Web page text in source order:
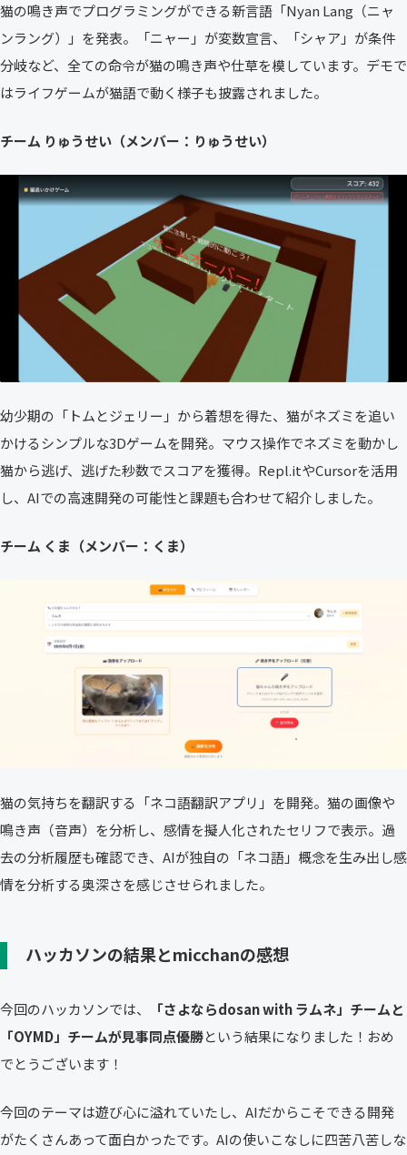
猫の鳴き声でプログラミングができる新言語「Nyan Lang（ニャ
ンラング）」を発表。「ニャー」が変数宣言、「シャア」が条件
分岐など、全ての命令が猫の鳴き声や仕草を模しています。デモで
はライフゲームが猫語で動く様子も披露されました。
チーム りゅうせい（メンバー：りゅうせい）
幼少期の「トムとジェリー」から着想を得た、猫がネズミを追い
かけるシンプルな3Dゲームを開発。マウス操作でネズミを動かし
猫から逃げ、逃げた秒数でスコアを獲得。Repl.itやCursorを活用
し、AIでの高速開発の可能性と課題も合わせて紹介しました。
チーム くま（メンバー：くま）
猫の気持ちを翻訳する「ネコ語翻訳アプリ」を開発。猫の画像や
鳴き声（音声）を分析し、感情を擬人化されたセリフで表示。過
去の分析履歴も確認でき、AIが独自の「ネコ語」概念を生み出し感
情を分析する奥深さを感じさせられました。
ハッカソンの結果とmicchanの感想
今回のハッカソンでは、
「さよならdosan with ラムネ」チームと
「OYMD」チームが見事同点優勝という結果になりました！おめ
でとうございます！
今回のテーマは遊び心に溢れていたし、AIだからこそできる開発
がたくさんあって面白かったです。AIの使いこなしに四苦八苦しな